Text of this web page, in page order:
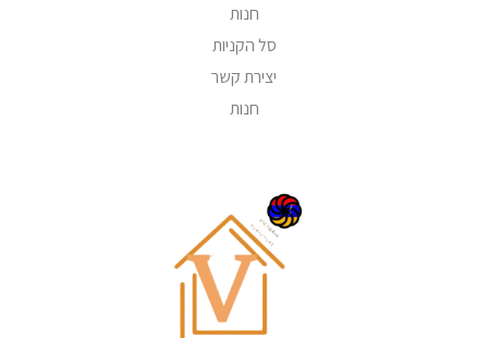
חנות
סל הקניות
יצירת קשר
חנות